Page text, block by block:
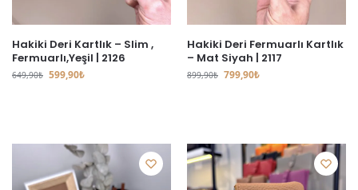
Hakiki Deri Kartlık – Slim ,
Fermuarlı,Yeşil | 2126
649,90₺ 599,90₺
Hakiki Deri Fermuarlı Kartlık
– Mat Siyah | 2117
899,90₺ 799,90₺